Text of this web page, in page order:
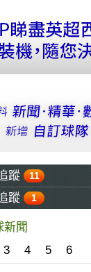
蹤 11
蹤 1
新聞
3 4 5 6